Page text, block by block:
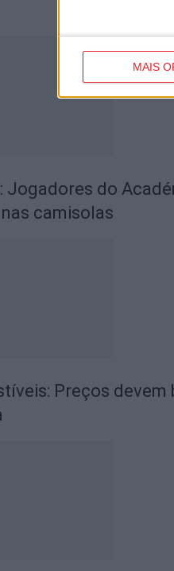
MAIS
Jogadores do
camisolas
Preços